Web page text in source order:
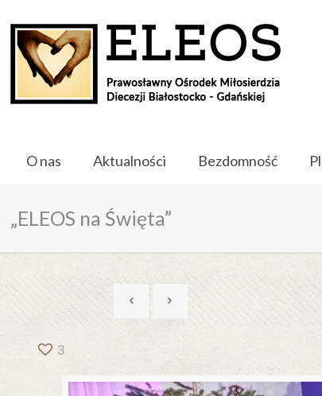
O nas Aktualności Bezdomność
„ELEOS na Święta”
3